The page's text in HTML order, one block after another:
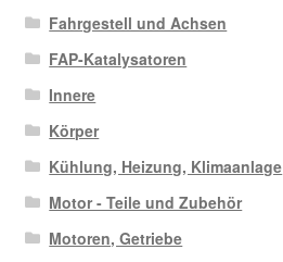
Fahrgestell und Achsen
FAP-Katalysatoren
Innere
Körper
Kühlung, Heizung, Klimaanlage
Motor - Teile und Zubehör
Motoren, Getriebe